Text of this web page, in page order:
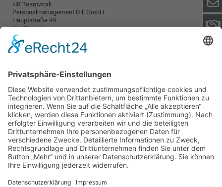
HR Teamwork
Personalmanagement Dill GmbH
Hauptstraße 99
35745 Herborn
info@teamwork-personal.de
Wetzlar
HR TeamWork
Personalmanagement Dill GmbH
Karl-Kellner-Ring 38-46
35576 Wetzlar
wetzlar@teamwork-personal.de
Teamwork